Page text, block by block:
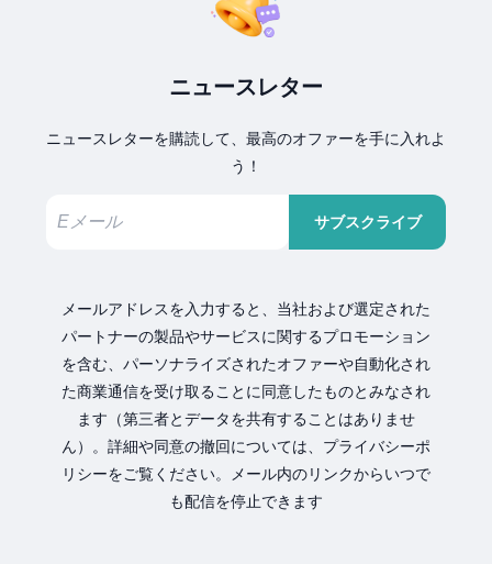
ニュースレター
ニュースレターを購読して、最高のオファーを手に入れよ
う！
サブスクライブ
メールアドレスを入力すると、当社および選定された
パートナーの製品やサービスに関するプロモーション
を含む、パーソナライズされたオファーや自動化され
た商業通信を受け取ることに同意したものとみなされ
ます（第三者とデータを共有することはありませ
ん）。詳細や同意の撤回については、プライバシーポ
リシーをご覧ください。メール内のリンクからいつで
も配信を停止できます